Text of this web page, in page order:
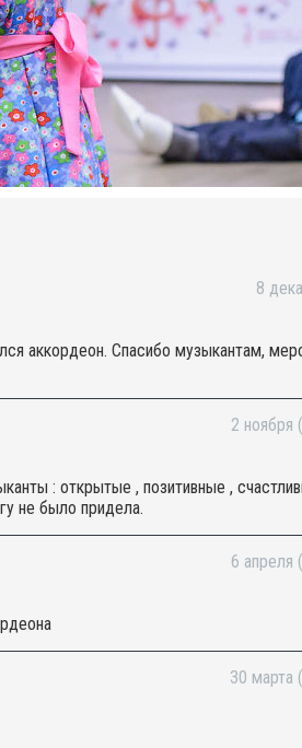
8
аккордеон. Спасибо музыкантам,
2 ноября
: открытые , позитивные ,
не было придела.
6 апреля
30 марта